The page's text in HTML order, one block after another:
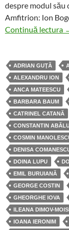
despre modul său
Amfitrion: Ion
Continuă lectura
ADRIAN GUŢĂ
ALEXANDRU ION
ANCA MATEESCU
BARBARA BAUM
CATRINEL CATANĂ
CONSTANTIN
COSMIN
DENISA
DOINA LUPU
EMIL BURUIANĂ
GEORGE COSTIN
GHEORGHE IOVA
ILEANA DIMOV-
IOANA IERONIM